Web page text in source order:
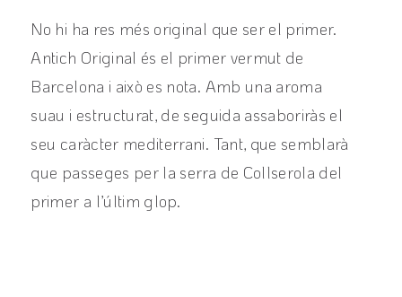
No hi ha res més original que ser el primer.
Antich Original és el primer vermut de
Barcelona i això es nota. Amb una aroma
suau i estructurat, de seguida assaboriràs el
seu caràcter mediterrani. Tant, que semblarà
que passeges per la serra de Collserola del
primer a l’últim glop.